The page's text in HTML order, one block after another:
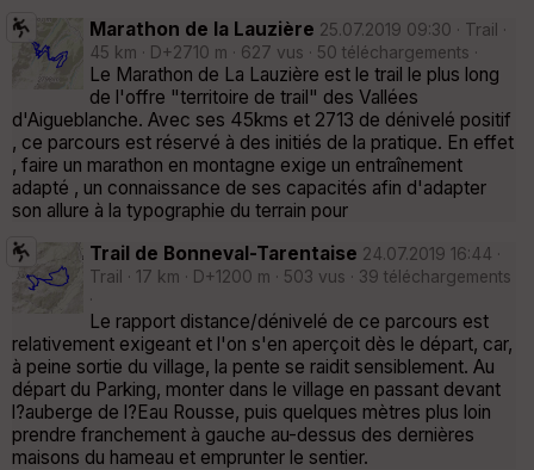
Marathon de la Lauzière 25.07.2019 09:30 · Trail ·
45 km · D+2710 m · 627 vus · 50 téléchargements ·
Le Marathon de La Lauzière est le trail le plus long
de l'offre "territoire de trail" des Vallées
d'Aigueblanche. Avec ses 45kms et 2713 de dénivelé positif
, ce parcours est réservé à des initiés de la pratique. En effet
, faire un marathon en montagne exige un entraînement
adapté , un connaissance de ses capacités afin d'adapter
son allure à la typographie du terrain pour
Trail de Bonneval-Tarentaise 24.07.2019 16:44 ·
Trail · 17 km · D+1200 m · 503 vus · 39 téléchargements
·
Le rapport distance/dénivelé de ce parcours est
relativement exigeant et l'on s'en aperçoit dès le départ, car,
à peine sortie du village, la pente se raidit sensiblement. Au
départ du Parking, monter dans le village en passant devant
l?auberge de l?Eau Rousse, puis quelques mètres plus loin
prendre franchement à gauche au-dessus des dernières
maisons du hameau et emprunter le sentier.